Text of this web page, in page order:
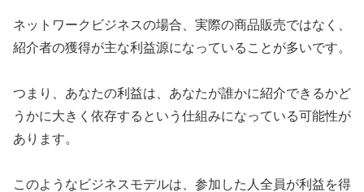
ネットワークビジネスの場合、実際の商品販売ではなく、
紹介者の獲得が主な利益源になっていることが多いです。
つまり、あなたの利益は、あなたが誰かに紹介できるかど
うかに大きく依存するという仕組みになっている可能性が
あります。
このようなビジネスモデルは、参加した人全員が利益を得